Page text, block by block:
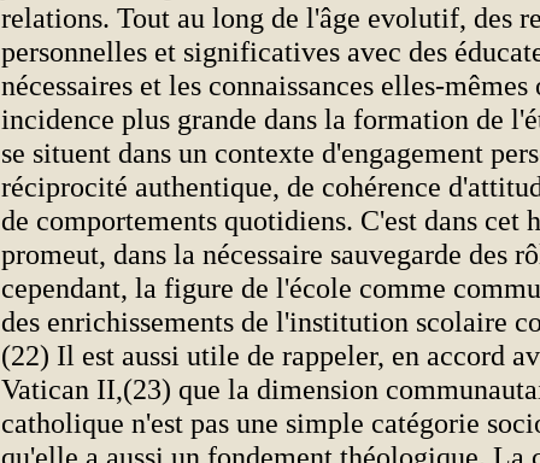
relations. Tout au long de l'âge evolutif, des
personnelles et significatives avec des
nécessaires et les connaissances elles-mêmes
incidence plus grande dans la formation de
se situent dans un contexte d'engagement
réciprocité authentique, de cohérence
de comportements quotidiens. C'est dans cet
promeut, dans la nécessaire sauvegarde des
cependant, la figure de l'école comme
des enrichissements de l'institution scolaire
(22) Il est aussi utile de rappeler, en accord
Vatican II,(23) que la dimension
catholique n'est pas une simple catégorie
qu'elle a aussi un fondement théologique. La